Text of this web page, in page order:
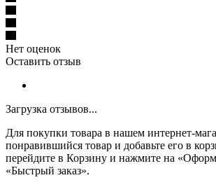
Нет оценок
Оставить отзыв
Загрузка отзывов...
Для покупки товара в нашем интернет-
понравившийся товар и добавьте его в
перейдите в Корзину и нажмите на
«Быстрый заказ».